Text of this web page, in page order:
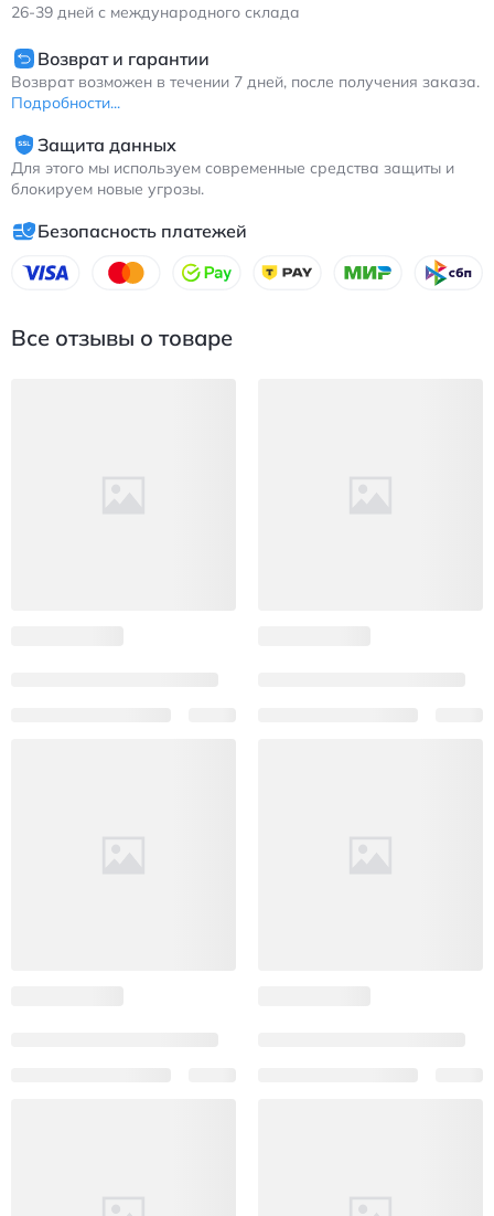
26-39 дней с международного склада
Возврат и гарантии
Возврат возможен в течении 7 дней, после получения заказа.
Подробности...
Защита данных
Для этого мы используем современные средства защиты и
блокируем новые угрозы.
Безопасность платежей
Все отзывы о товаре